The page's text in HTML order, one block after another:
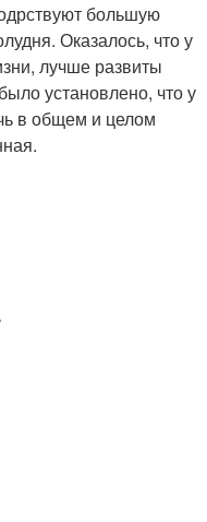
большую
Оказалось, что у
лучше развиты
установлено, что у
в общем и целом